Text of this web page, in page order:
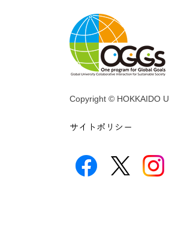
Copyright © HOKKAIDO
サイトポリシー